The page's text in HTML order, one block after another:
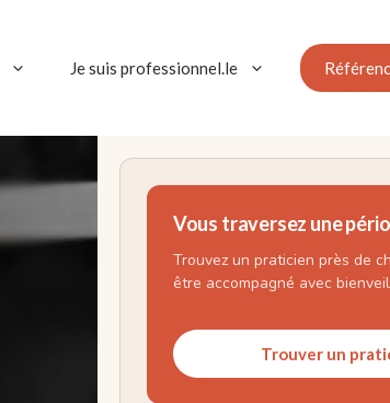
Je suis professionnel.le
Vous traversez une
Trouvez un praticien près de
être accompagné avec
Trouver un